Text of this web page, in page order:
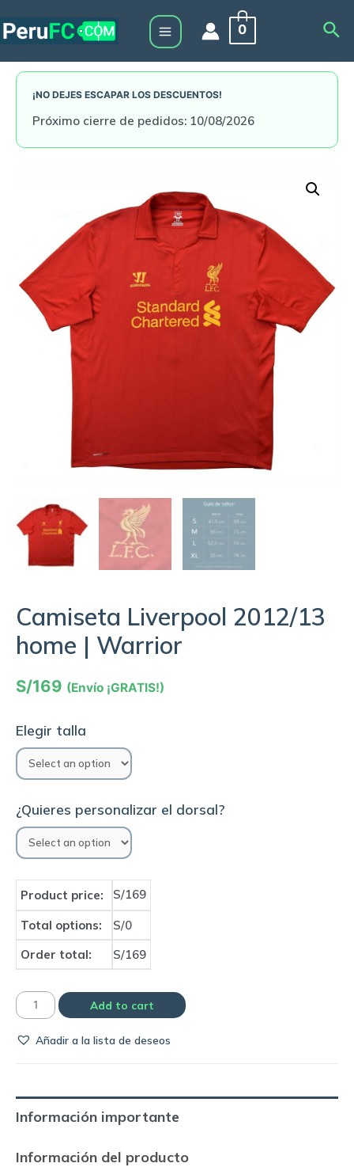
to
Main
Menu
0
¡NO DEJES ESCAPAR LOS DESCUENTOS!
Próximo cierre de pedidos: 10/08/2026
Camiseta Liverpool 2012/13
home | Warrior
S/169 (Envío ¡GRATIS!)
Elegir talla
¿Quieres personalizar el dorsal?
Product price: S/169
Total options:
S/0
Order total:
S/169
Camiseta
2012/13
Warrior
quantity
Add to cart
Añadir a la lista de deseos
Información importante
Información del producto